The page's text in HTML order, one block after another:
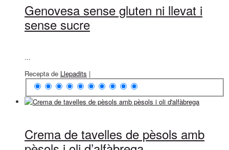
Genovesa sense gluten ni llevat i
sense sucre
...
Recepta de Llepadits |
Crema de tavelles de pèsols amb